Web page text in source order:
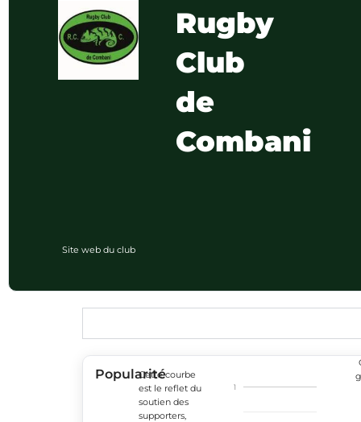
Site web du club
Rugby
Club
de
Combani
PopularitéCette courbe
est le reflet du
soutien des
supporters,
1